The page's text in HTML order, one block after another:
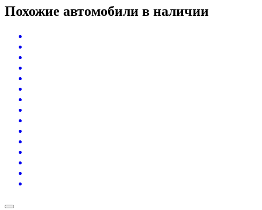
Похожие автомобили в наличии